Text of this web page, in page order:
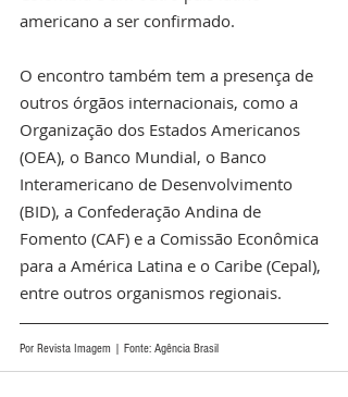
americano a ser confirmado.
O encontro também tem a presença de
outros órgãos internacionais, como a
Organização dos Estados Americanos
(OEA), o Banco Mundial, o Banco
Interamericano de Desenvolvimento
(BID), a Confederação Andina de
Fomento (CAF) e a Comissão Econômica
para a América Latina e o Caribe (Cepal),
entre outros organismos regionais.
Por Revista Imagem | Fonte: Agência Brasil